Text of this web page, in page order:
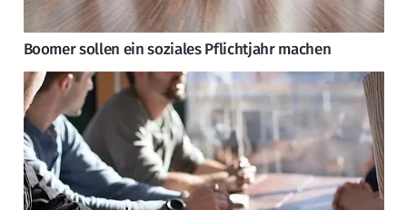
Boomer sollen ein soziales Pflichtjahr machen